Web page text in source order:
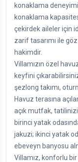
konaklama
konaklama
çekirdek aileler için
zarif tasarımı ile
hakimdir.
Villamızın özel
keyfini
şezlong takımı,
Havuz terasına
açık mutfak,
birinci yatak
jakuzi; ikinci yatak
ebeveyn banyosu
Villamız, konforlu